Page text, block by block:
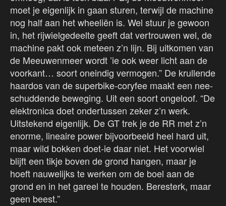
moet je eigenlijk in gaan sturen, terwijl de machine
nog half aan het wheeliën is. Wel stuur je gewoon
in, het rijwielgedeelte geeft dat vertrouwen wel, de
machine pakt ook meteen z’n lijn. Bij uitkomen van
de Meeuwenmeer wordt ’ie ook weer licht aan de
voorkant… soort oneindig vermogen.” De krullende
haardos van de superbike-coryfee maakt een nee-
schuddende beweging. Uit een soort ongeloof. “De
elektronica doet ondertussen zeker z’n werk.
Uitstekend eigenlijk. De GT trek je de RR met z’n
enorme, lineaire power bijvoorbeeld heel hard uit,
maar wild bokken doet-ie daar niet. Het voorwiel
blijft een tikje boven de grond hangen, maar je
hoeft nauwelijks te werken om de boel aan de
grond en in het gareel te houden. Beresterk, maar
geen beest.”